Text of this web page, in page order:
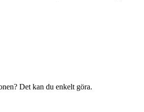
Det kan du enkelt göra.